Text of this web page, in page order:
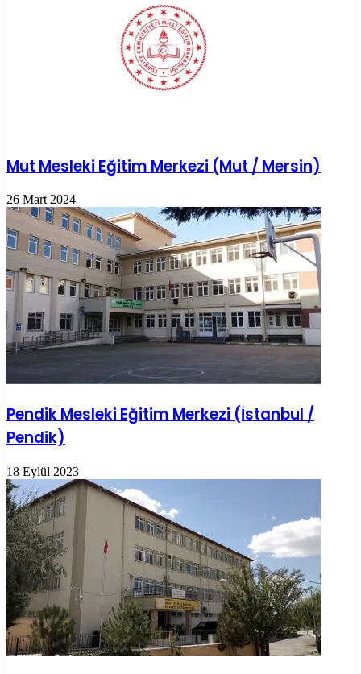
Mut Mesleki Eğitim Merkezi (Mut / Mersin)
26 Mart 2024
Pendik Mesleki Eğitim Merkezi (İstanbul /
Pendik)
18 Eylül 2023